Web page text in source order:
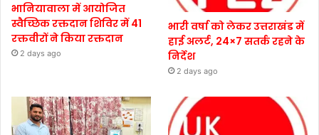
भानियावाला में आयोजित
स्वैच्छिक रक्तदान शिविर में 41
रक्तवीरों ने किया रक्तदान
2 days ago
भारी वर्षा को लेकर उत्तराखंड में
हाई अलर्ट, 24×7 सतर्क रहने के
निर्देश
2 days ago